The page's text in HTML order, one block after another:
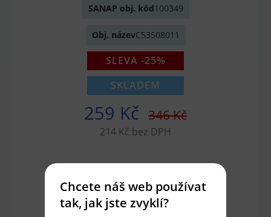
SANAP obj. kód100349
Obj. názevC53508011
SLEVA -25%
SKLADEM
259 Kč 346 Kč
214 Kč bez DPH
Přidat do košíku
Chcete náš web používat
tak, jak jste zvyklí?